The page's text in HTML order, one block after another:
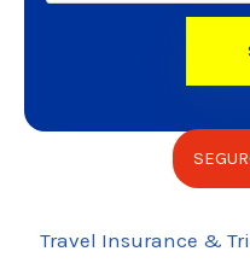
Travel Insurance &